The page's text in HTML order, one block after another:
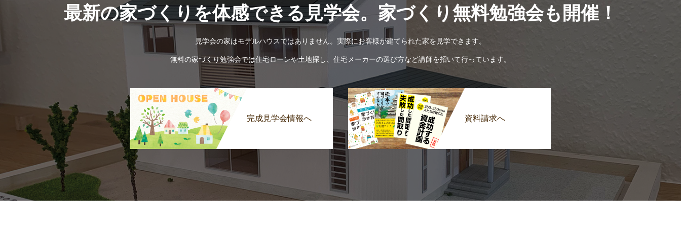
最新の家づくりを体感できる見学会。家づくり無料勉強会も開催！
見学会の家はモデルハウスではありません。実際にお客様が建てられた家を見学できます。
無料の家づくり勉強会では住宅ローンや土地探し、住宅メーカーの選び方など講師を招いて行っています。
完成見学会情報へ 資料請求へ